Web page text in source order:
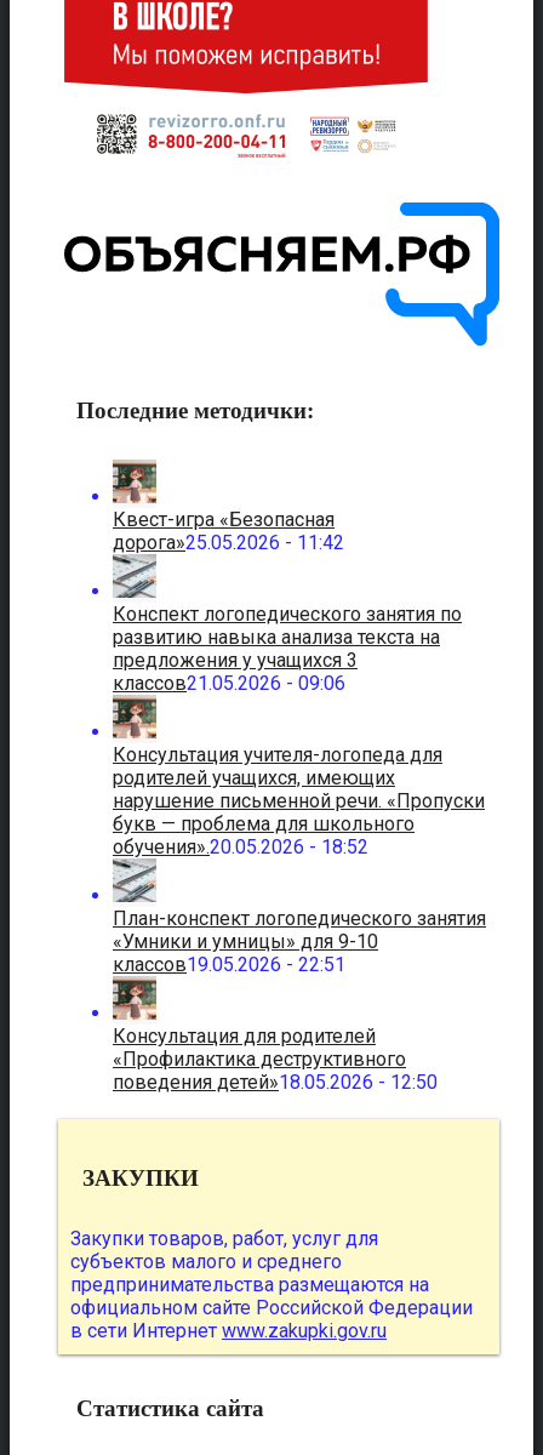
Последние методички:
Квест-игра «Безопасная
дорога»25.05.2026 - 11:42
Конспект логопедического занятия по
развитию навыка анализа текста на
предложения у учащихся 3
классов21.05.2026 - 09:06
Консультация учителя-логопеда для
родителей учащихся, имеющих
нарушение письменной речи. «Пропуски
букв — проблема для школьного
обучения».20.05.2026 - 18:52
План-конспект логопедического занятия
«Умники и умницы» для 9-10
классов19.05.2026 - 22:51
Консультация для родителей
«Профилактика деструктивного
поведения детей»18.05.2026 - 12:50
ЗАКУПКИ
Закупки товаров, работ, услуг для
субъектов малого и среднего
предпринимательства размещаются на
официальном сайте Российской Федерации
в сети Интернет www.zakupki.gov.ru
Статистика сайта